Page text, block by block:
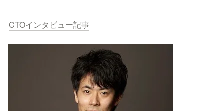
CTOインタビュー記事